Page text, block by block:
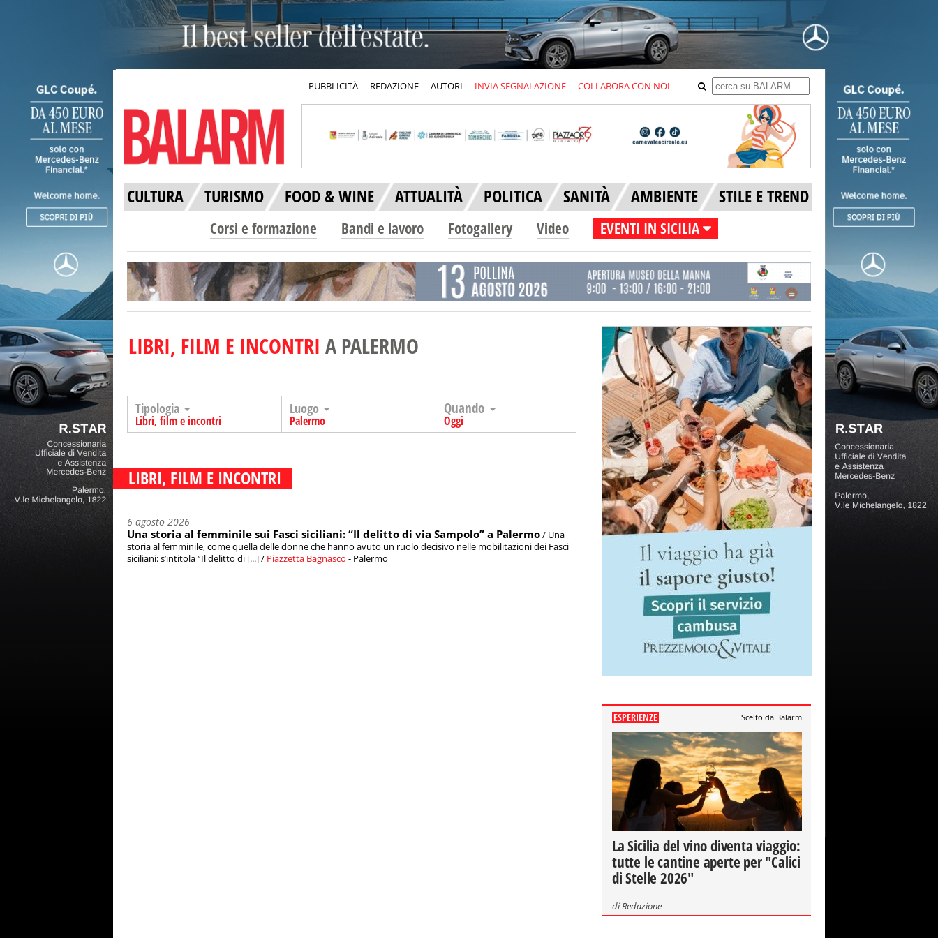
PUBBLICITÀ REDAZIONE AUTORI INVIA SEGNALAZIONE COLLABORA CON NOI
CULTURA TURISMO FOOD & WINE ATTUALITÀ POLITICA SANITÀ AMBIENTE STILE E TREND
Corsi e formazione Bandi e lavoro Fotogallery Video EVENTI IN SICILIA
LIBRI, FILM E INCONTRI A PALERMO
Tipologia
Libri, film e incontri
Luogo
Palermo
Quando
Oggi
LIBRI, FILM E INCONTRI
6 agosto 2026
Una storia al femminile sui Fasci siciliani: “Il delitto di via Sampolo” a Palermo/ Una
storia al femminile, come quella delle donne che hanno avuto un ruolo decisivo nelle mobilitazioni dei Fasci
siciliani: s’intitola “Il delitto di [...] / Piazzetta Bagnasco - Palermo
ESPERIENZE Scelto da Balarm
La Sicilia del vino diventa viaggio:
tutte le cantine aperte per "Calici
di Stelle 2026"
diRedazione